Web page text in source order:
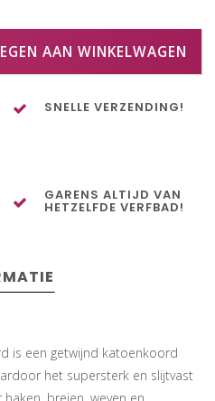
AAN WINKELWAGEN
SNELLE VERZENDING!
GARENS ALTIJD VAN
HETZELFDE VERFBAD!
is een getwijnd katoenkoord
het supersterk en slijtvast